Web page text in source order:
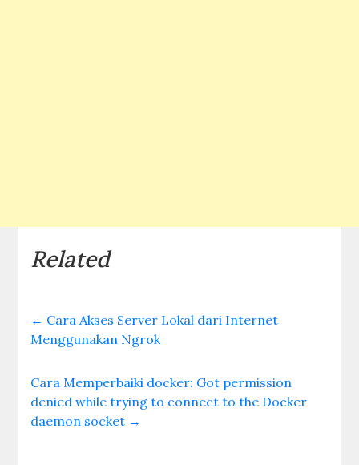
Related
← Cara Akses Server Lokal dari Internet
Menggunakan Ngrok
Cara Memperbaiki docker: Got permission
denied while trying to connect to the Docker
daemon socket →